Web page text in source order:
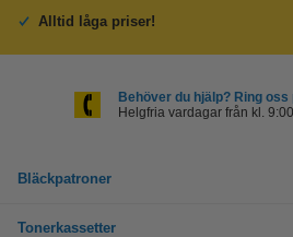
Alltid låga priser!
Behöver du hjälp? Ring oss
Helgfria vardagar från kl.
Bläckpatroner
Tonerkassetter